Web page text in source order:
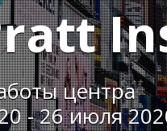
центра
- 26 июля